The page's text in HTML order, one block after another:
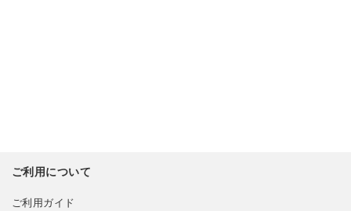
ご利用について
ご利用ガイド